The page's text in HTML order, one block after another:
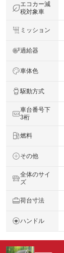
エコカー減
税対象車
ミッション
過給器
車体色
駆動方式
車台番号下
3桁
燃料
その他
全体のサイ
ズ
荷台寸法
ハンドル